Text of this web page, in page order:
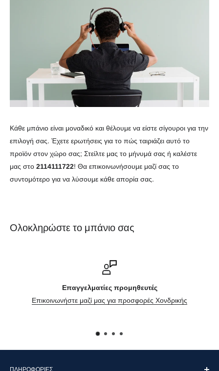
Κάθε μπάνιο είναι μοναδικό και θέλουμε να είστε σίγουροι για την
επιλογή σας. Έχετε ερωτήσεις για το πώς ταιριάζει αυτό το
προϊόν στον χώρο σας; Στείλτε μας το μήνυμά σας ή καλέστε
μας στο 2114111722! Θα επικοινωνήσουμε μαζί σας το
συντομότερο για να λύσουμε κάθε απορία σας.
Ολοκληρώστε το μπάνιο σας
Επαγγελματίες προμηθευτές
Επικοινωνήστε μαζί μας για προσφορές Χονδρικής
ΠΛΗΡΟΦΟΡΊΕΣ